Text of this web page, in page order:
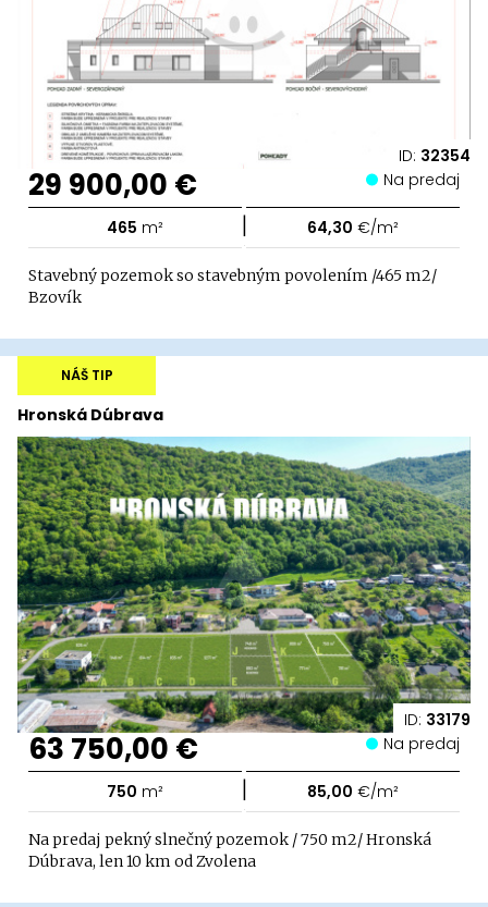
ID: 32354
29 900,00 € Na predaj
465 m² | 64,30 €/m²
Stavebný pozemok so stavebným povolením /465 m2/
Bzovík
ID: 33179
Hronská Dúbrava
NÁŠ TIP
63 750,00 € Na predaj
750 m² | 85,00 €/m²
Na predaj pekný slnečný pozemok / 750 m2/ Hronská
Dúbrava, len 10 km od Zvolena